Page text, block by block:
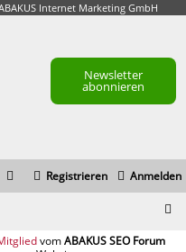
Internet Marketing GmbH
Newsletter
abonnieren
Anmelden
Registrieren